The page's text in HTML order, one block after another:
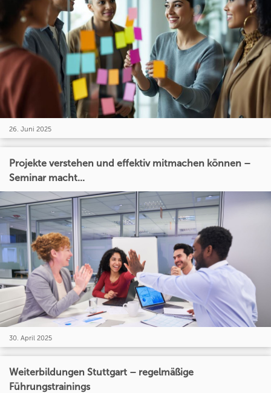
26. Juni 2025
Projekte verstehen und effektiv mitmachen können –
Seminar macht...
30. April 2025
Weiterbildungen Stuttgart – regelmäßige
Führungstrainings